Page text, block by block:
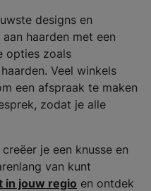
designs en
haarden met een
opties zoals
Veel winkels
een afspraak te maken
zodat je alle
je een knusse en
van kunt
in jouw regio en ontdek